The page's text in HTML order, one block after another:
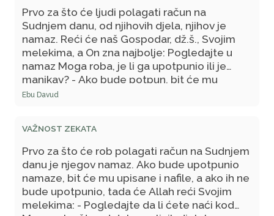
približava Tvojoj ljubavi. Na kraju je Allahov
Poslanik, s.a.v.s., kazao: - Ovo je istina, pa je
naučite i druge njoj podučavajte.
Prvo za što će ljudi polagati račun na
Sudnjem danu, od njihovih djela, njihov je
namaz. Reći će naš Gospodar, dž.š., Svojim
melekima, a On zna najbolje: Pogledajte u
namaz Moga roba, je li ga upotpunio ili je
manjkav? - Ako bude potpun, bit će mu
upisan kao takav, a ako mu bude nešto
imao dobrovoljnih djela, tada će On reći: -
Upotpunite Mome robu njegove farzove
njegovim dobrovoljnim djelima. - Zatim će se,
na isti način, nastaviti sa ostalim djelima.
Ebu Davud
VAŽNOST ZEKATA
Prvo za što će rob polagati račun na Sudnjem
danu je njegov namaz. Ako bude upotpunio
namaze, bit će mu upisane i nafile, a ako ih ne
bude upotpunio, tada će Allah reći Svojim
melekima: - Pogledajte da li ćete naći kod